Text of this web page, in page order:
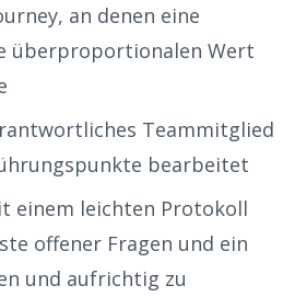
an denen eine
überproportionalen Wert
Teammitglied
bearbeitet
einem leichten Protokoll
offener Fragen und ein
und aufrichtig zu